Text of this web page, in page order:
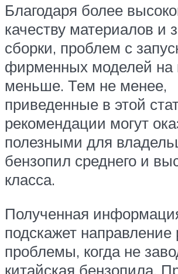
Благодаря более
качеству материалов и
сборки, проблем с
фирменных моделей на
меньше. Тем не менее,
приведенные в этой
рекомендации могут
полезными для
бензопил среднего и
класса.
Полученная
подскажет
проблемы, когда не
китайская бензопила.